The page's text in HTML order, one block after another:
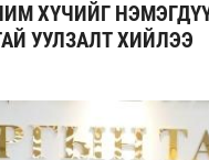
ХҮЧИЙГ
УУЛЗАЛТ ХИЙЛЭЭ